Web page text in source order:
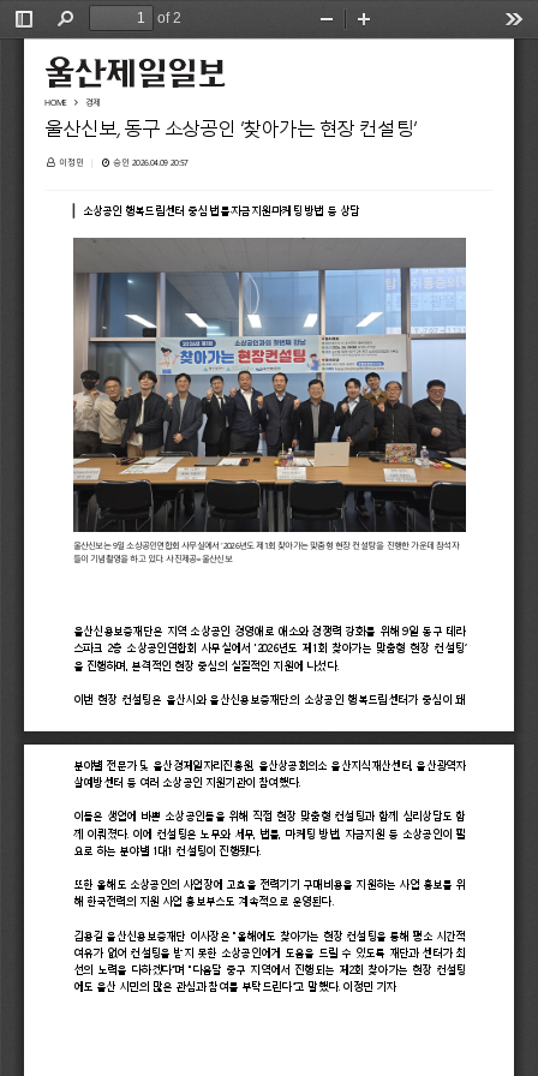
Toggle
Find
of 2
Zoom
 이정민 |  승인 2026.04.09 20:57
HOME  경제
울산신보, 동구 소상공인 ‘찾아가는 현장 컨설팅’
울산신보는 9일 소상공인연합회 사무실에서 ‘2026년도 제1회 찾아가는 맞춤형 현장 컨설팅’을 진행한 가운데 참석자
들이 기념촬영을 하고 있다. 사진제공=울산신보
울산신용보증재단은 지역 소상공인 경영애로 애소와 경쟁력 강화를 위해 9일 동구 테라
스파크 2층 소상공인연합회 사무실에서 ‘2026년도 제1회 찾아가는 맞춤형 현장 컨설팅’
을 진행하며, 본격적인 현장 중심의 실질적인 지원에 나섰다.
이번 현장 컨설팅은 울산시와 울산신용보증재단의 소상공인 행복드림센터가 중심이 돼
소상공인 행복드림센터 중심 법률·자금지원·마케팅 방법 등 상담
분야별 전문가 및 울산경제일자리진흥원, 울산상공회의소 울산지식재산센터, 울산광역자
살예방센터 등 여러 소상공인 지원기관이 참여했다.
이들은 생업에 바쁜 소상공인들을 위해 직접 현장 맞춤형 컨설팅과 함께 심리상담도 함
께 이뤄졌다. 이에 컨설팅은 노무와 세무, 법률, 마케팅 방법, 자금지원 등 소상공인이 필
요로 하는 분야별 1대1 컨설팅이 진행됐다.
또한 올해도 소상공인의 사업장에 고효율 전력기기 구매비용을 지원하는 사업 홍보를 위
해 한국전력의 지원 사업 홍보부스도 계속적으로 운영된다.
김용길 울산신용보증재단 이사장은 “올해에도 찾아가는 현장 컨설팅을 통해 평소 시간적
여유가 없어 컨설팅을 받지 못한 소상공인에게 도움을 드릴 수 있도록 재단과 센터가 최
선의 노력을 다하겠다”며 “다음달 중구 지역에서 진행되는 제2회 찾아가는 현장 컨설팅
에도 울산 시민의 많은 관심과 참여를 부탁드린다”고 말했다. 이정민 기자